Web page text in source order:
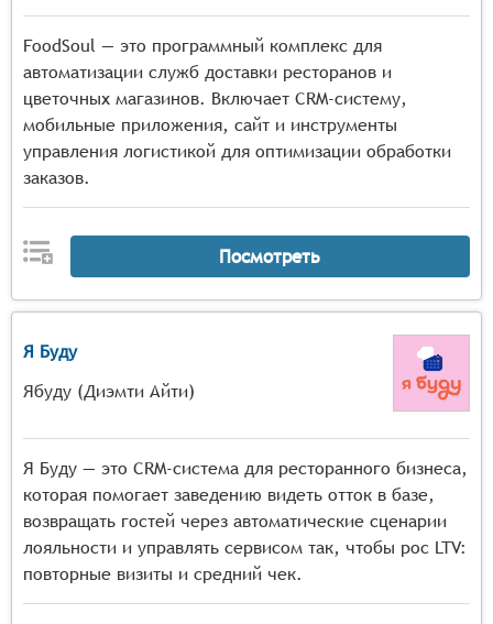
FoodSoul — это программный комплекс для
автоматизации служб доставки ресторанов и
цветочных магазинов. Включает CRM-систему,
мобильные приложения, сайт и инструменты
управления логистикой для оптимизации обработки
заказов.
Посмотреть
Я Буду
Ябуду (Диэмти Айти)
Я Буду — это CRM‑система для ресторанного бизнеса,
которая помогает заведению видеть отток в базе,
возвращать гостей через автоматические сценарии
лояльности и управлять сервисом так, чтобы рос LTV:
повторные визиты и средний чек.